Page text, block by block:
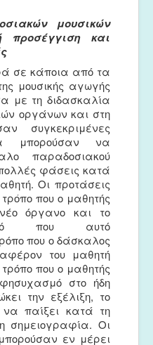
μουσικών
προσέγγιση και
σε κάποια από τα
μουσικής αγωγής
με τη διδασκαλία
οργάνων και στη
συγκεκριμένες
μπορούσαν να
παραδοσιακού
φάσεις κατά
Οι προτάσεις
που ο μαθητής
όργανο και το
που αυτό
που ο δάσκαλος
του μαθητή
που ο μαθητής
στο ήδη
την εξέλιξη, το
παίξει κατά τη
σημειογραφία. Οι
εν μέρει